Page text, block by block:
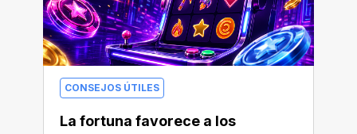
CONSEJOS ÚTILES
La fortuna favorece a los